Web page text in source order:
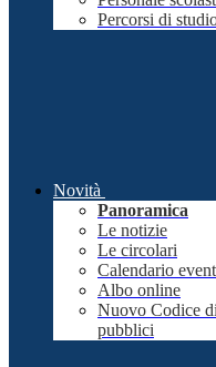
Percorsi di
Novità
Panoramica
Le notizie
Le circolari
Calendario
Albo online
Nuovo Codice
pubblici